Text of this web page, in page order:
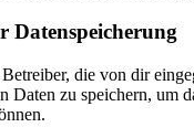
Datenspeicherung
die von dir
Daten zu speichern, um